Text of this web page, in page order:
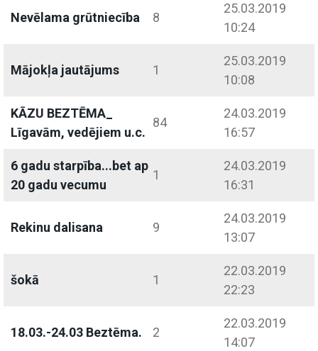
Nevēlama grūtniecība 8
25.03.2019
10:24
Mājokļa jautājums 1
25.03.2019
10:08
KĀZU BEZTĒMA_
Līgavām, vedējiem u.c.
84
24.03.2019
16:57
6 gadu starpība...bet ap
20 gadu vecumu
1
24.03.2019
16:31
Rekinu dalisana 9
24.03.2019
13:07
šokā 1
22.03.2019
22:23
18.03.-24.03 Beztēma. 2
22.03.2019
14:07